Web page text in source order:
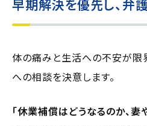
早期解決を優先し、弁
体の痛みと生活への不安が限
への相談を決意します。
「休業補償はどうなるのか、